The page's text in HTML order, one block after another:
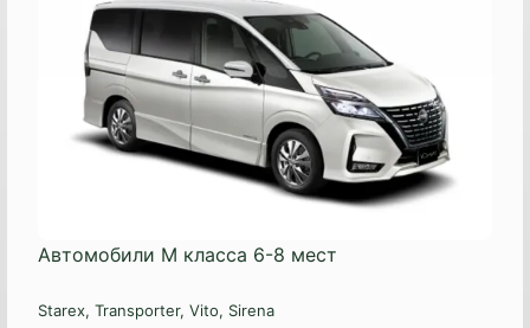
Автомобили М класса 6-8 мест
Starex, Transporter, Vito, Sirena